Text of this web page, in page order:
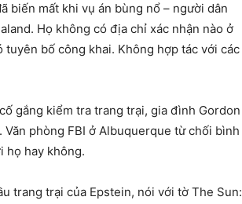
biến mất khi vụ án bùng nổ – người dân
Họ không có địa chỉ xác nhận nào ở
bố công khai. Không hợp tác với các
gắng kiểm tra trang trại, gia đình Gordon
phòng FBI ở Albuquerque từ chối bình
họ hay không.
trang trại của Epstein, nói với tờ The Sun: